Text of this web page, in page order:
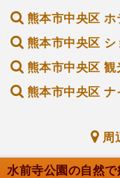
熊本市中央区
熊本市中央区
熊本市中央区 観
熊本市中央区
周
水前寺公園の自然で